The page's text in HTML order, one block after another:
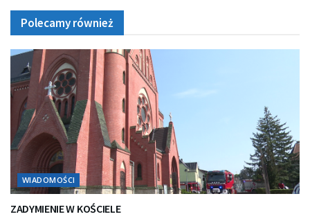
Polecamy również
WIADOMOŚCI
ZADYMIENIE W KOŚCIELE